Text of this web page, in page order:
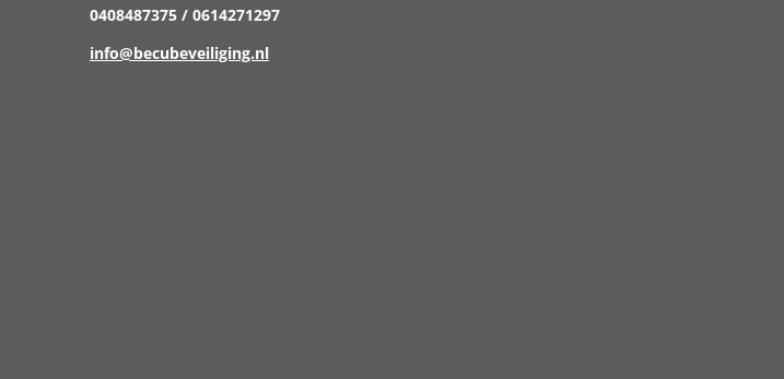
0408487375 / 0614271297
info@becubeveiliging.nl